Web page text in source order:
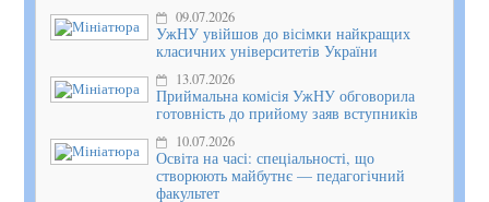
09.07.2026
УжНУ увійшов до вісімки найкращих
класичних університетів України
13.07.2026
Приймальна комісія УжНУ обговорила
готовність до прийому заяв вступників
10.07.2026
Освіта на часі: спеціальності, що
створюють майбутнє — педагогічний
факультет